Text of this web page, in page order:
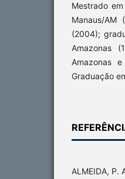
Mestrado
Manaus/AM
(2004);
Amazonas
Amazonas
Graduação
ALMEIDA, P.